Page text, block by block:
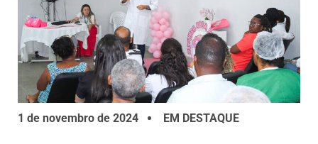
1 de novembro de 2024 EM DESTAQUE